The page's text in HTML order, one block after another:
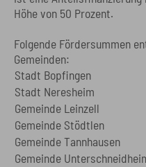
Höhe von 50 Prozent.
Folgende Fördersummen
Gemeinden:
Stadt Bopfingen
Stadt Neresheim
Gemeinde Leinzell
Gemeinde Stödtlen
Gemeinde Tannhausen
Gemeinde